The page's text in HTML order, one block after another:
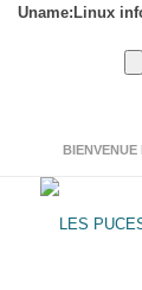
Uname:Linux